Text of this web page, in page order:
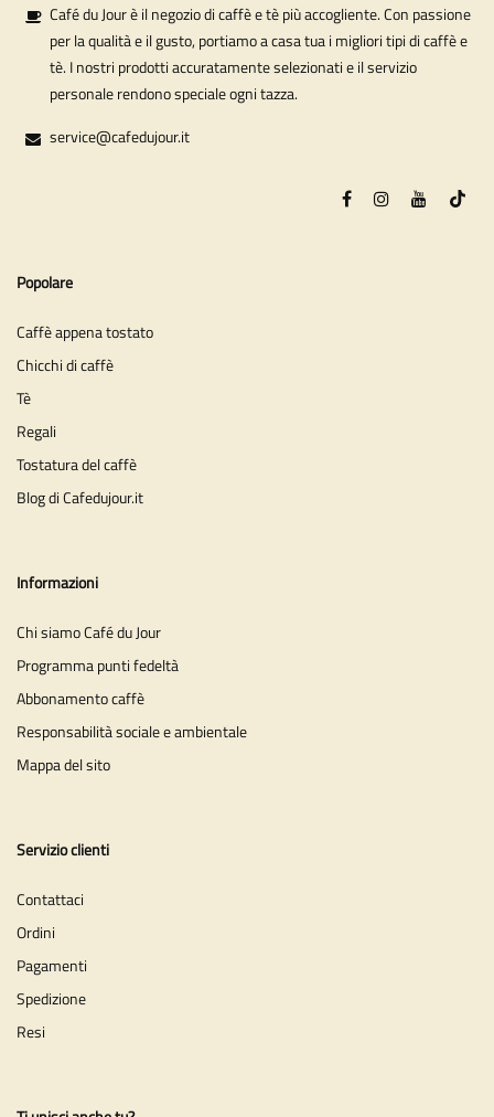
Café du Jour è il negozio di caffè e tè più accogliente. Con passione
per la qualità e il gusto, portiamo a casa tua i migliori tipi di caffè e
tè. I nostri prodotti accuratamente selezionati e il servizio
personale rendono speciale ogni tazza.
service@cafedujour.it
Popolare
Caffè appena tostato
Chicchi di caffè
Tè
Regali
Tostatura del caffè
Blog di Cafedujour.it
Informazioni
Chi siamo Café du Jour
Programma punti fedeltà
Abbonamento caffè
Responsabilità sociale e ambientale
Mappa del sito
Servizio clienti
Contattaci
Ordini
Pagamenti
Spedizione
Resi